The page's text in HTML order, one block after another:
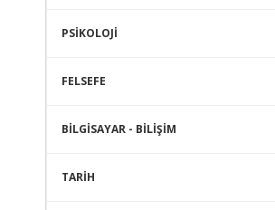
PSİKOLOJİ
FELSEFE
BİLGİSAYAR - BİLİŞİM
TARİH